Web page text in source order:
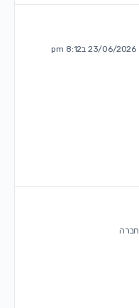
23/06/2026 ב8:12 pm
חברה